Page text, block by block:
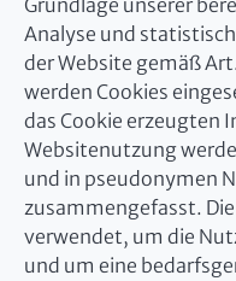
Grundlage unserer
Analyse und
der Website gemäß
werden Cookies
das Cookie erzeugten
Websitenutzung
und in pseudonymen
zusammengefasst.
verwendet, um die
und um eine